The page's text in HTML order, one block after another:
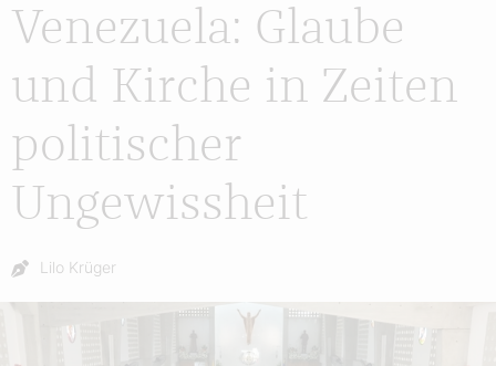
Venezuela: Glaube
und Kirche in Zeiten
politischer
Ungewissheit
Autor:
Lilo Krüger